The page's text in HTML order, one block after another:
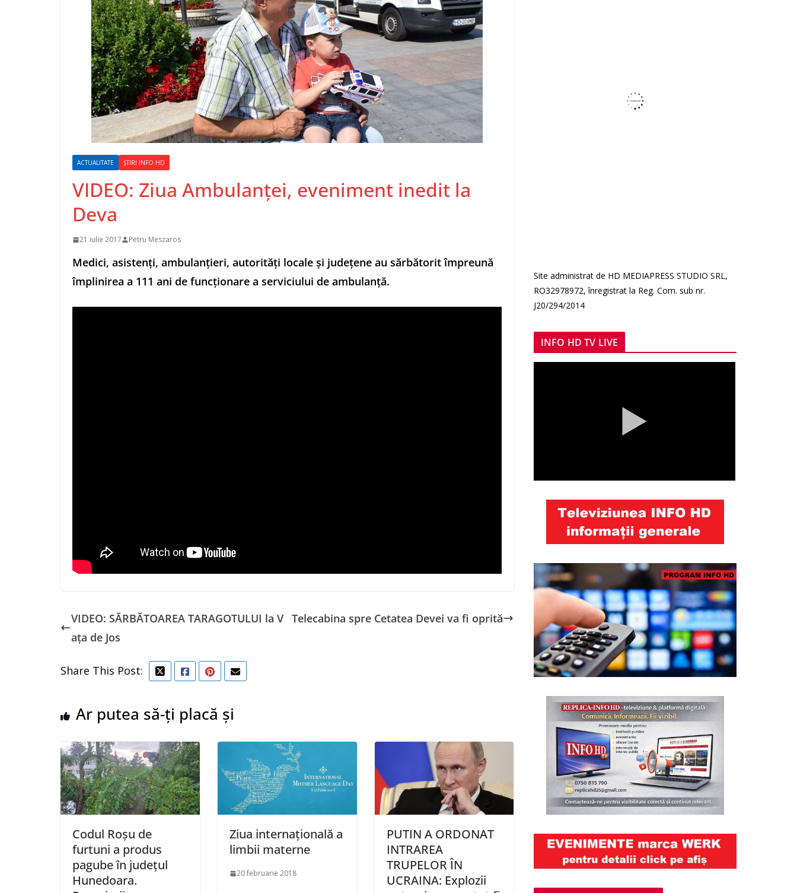
ACTUALITATE ȘTIRI INFO HD
VIDEO: Ziua Ambulanței, eveniment inedit la
Deva
21 iulie 2017 Petru Meszaros
Medici, asistenţi, ambulanţieri, autorităţi locale şi judeţene au sărbătorit împreună
împlinirea a 111 ani de funcţionare a serviciului de ambulanță.
VIDEO: SĂRBĂTOAREA TARAGOTULUI la V
ața de Jos
Telecabina spre Cetatea Devei va fi oprită
Share This Post:
Ar putea să-ți placă și
Codul Roșu de
furtuni a produs
pagube în județul
Hunedoara.
Ziua internațională a
limbii materne
20 februarie 2018
PUTIN A ORDONAT
INTRAREA
TRUPELOR ÎN
UCRAINA: Explozii
Site administrat de HD MEDIAPRESS STUDIO SRL,
RO32978972, înregistrat la Reg. Com. sub nr.
J20/294/2014
INFO HD TV LIVE